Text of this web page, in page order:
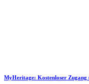
MyHeritage: Kostenloser